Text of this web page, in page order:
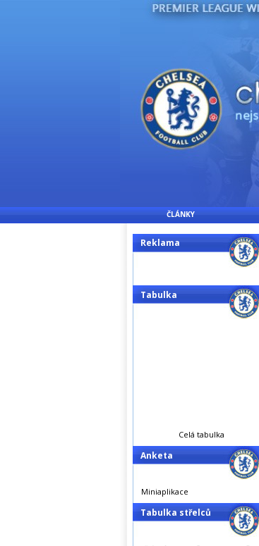
ČLÁNKY
Reklama
Tabulka
Celá tabulka
Anketa
Miniaplikace
Tabulka střelců